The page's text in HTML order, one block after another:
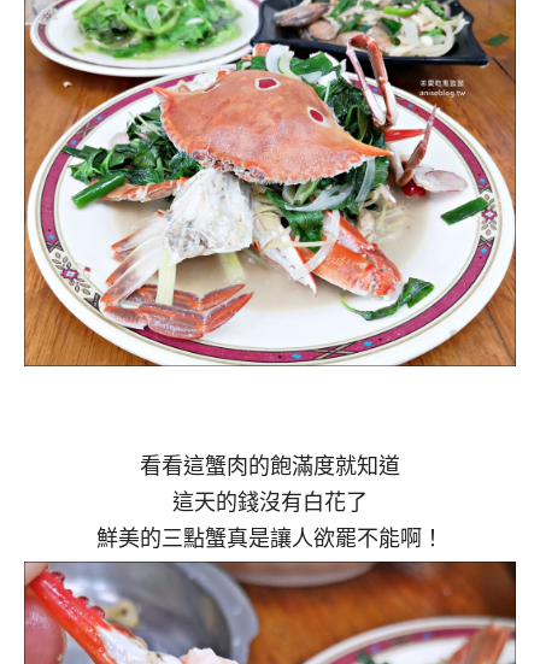
看看這蟹肉的飽滿度就知道
這天的錢沒有白花了
鮮美的三點蟹真是讓人欲罷不能啊！